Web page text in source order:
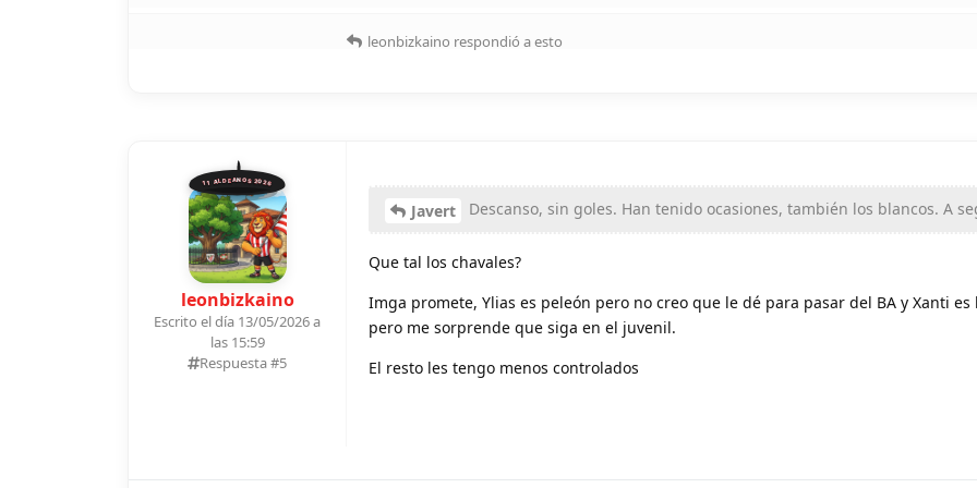
leonbizkaino respondió a esto
11 ALDEANOS 2026
leonbizkaino
Escrito el día 13/05/2026 a
las 15:59
Respuesta #5
Javert Descanso, sin goles. Han tenido ocasiones, también los blancos. A
Que tal los chavales?
Imga promete, Ylias es peleón pero no creo que le dé para pasar del BA y Xanti
pero me sorprende que siga en el juvenil.
El resto les tengo menos controlados